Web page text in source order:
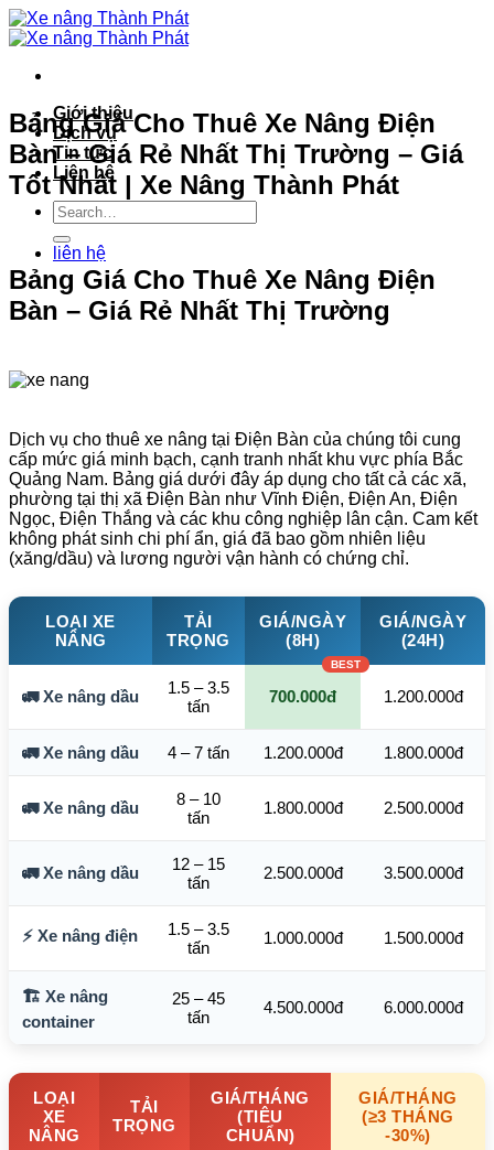
Bỏ
qua
dung
Giới thiệu
Dịch vụ
Tin tức
Liên hệ
liên hệ
Bảng Giá Cho Thuê Xe Nâng Điện
Bàn – Giá Rẻ Nhất Thị Trường – Giá
Tốt Nhất | Xe Nâng Thành Phát
Bảng Giá Cho Thuê Xe Nâng Điện
Bàn – Giá Rẻ Nhất Thị Trường
Dịch vụ cho thuê xe nâng tại Điện Bàn của chúng tôi cung
cấp mức giá minh bạch, cạnh tranh nhất khu vực phía Bắc
Quảng Nam. Bảng giá dưới đây áp dụng cho tất cả các xã,
phường tại thị xã Điện Bàn như Vĩnh Điện, Điện An, Điện
Ngọc, Điện Thắng và các khu công nghiệp lân cận. Cam kết
không phát sinh chi phí ẩn, giá đã bao gồm nhiên liệu
(xăng/dầu) và lương người vận hành có chứng chỉ.
LOẠI XE
NÂNG
TẢI
TRỌNG
GIÁ/NGÀY
(8H)
GIÁ/NGÀY
(24H)
🚛 Xe nâng dầu
1.5 – 3.5
tấn
700.000đ 1.200.000đ
🚛 Xe nâng dầu 4 – 7 tấn 1.200.000đ 1.800.000đ
🚛 Xe nâng dầu
8 – 10
tấn
1.800.000đ 2.500.000đ
🚛 Xe nâng dầu
12 – 15
tấn
2.500.000đ 3.500.000đ
⚡ Xe nâng điện
1.5 – 3.5
tấn
1.000.000đ 1.500.000đ
🏗️ Xe nâng
container
25 – 45
tấn
4.500.000đ 6.000.000đ
LOẠI
XE
NÂNG
TẢI
TRỌNG
GIÁ/THÁNG
(TIÊU
CHUẨN)
GIÁ/THÁNG
(≥3 THÁNG
-30%)